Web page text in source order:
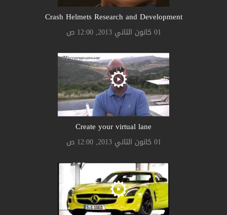
Crash Helmets Research and Development
01 كانون الثاني 2013, 12:00 ص
Create your virtual lane
01 كانون الثاني 2013, 12:00 ص